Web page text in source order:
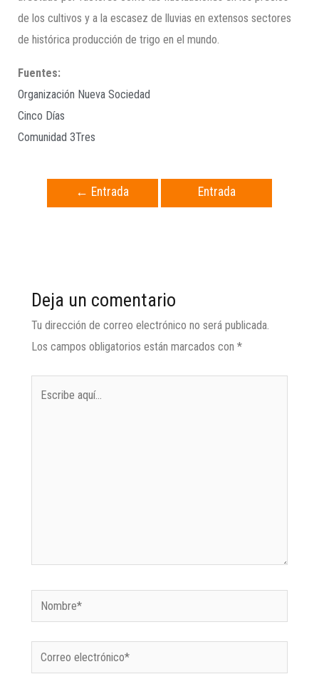
de los cultivos y a la escasez de lluvias en extensos sectores
de histórica producción de trigo en el mundo.
Fuentes:
Organización Nueva Sociedad
Cinco Días
Comunidad 3Tres
← Entrada
Entrada
Deja un comentario
Tu dirección de correo electrónico no será publicada.
Los campos obligatorios están marcados con *